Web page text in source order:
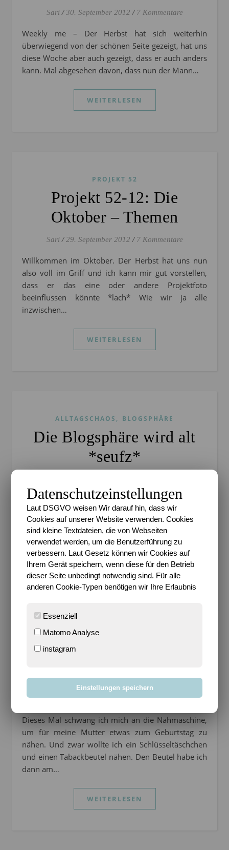
Sari / 30. September 2012 / 7 Kommentare
Weekly me – Der Herbst hat sich weiterhin
überwiegend von der schönen Seite gezeigt, hat uns
diese Woche aber auch gezeigt, dass er auch anders
kann. Mal abgesehen davon, dass nun der Mann…
WEITERLESEN
PROJEKT 52
Projekt 52-12: Die
Oktober – Themen
Sari / 29. September 2012 / 7 Kommentare
Willkommen im Oktober. Der Herbst hat uns nun
also voll im Griff und ich kann mir gut vorstellen,
dass er das eine oder andere Projektfoto
beeinflussen könnte *lach* Wie wir ja alle
inzwischen…
WEITERLESEN
ALLTAGSCHAOS , BLOGSPHÄRE
Die Blogsphäre wird alt
*seufz*
werden alt. Ich weiß noch, als es losging. Wir kleinen
pubertierenden Teenager mit unseren läppischen
Alltagsproblemen, über die wir Euch jeden Tag
aufklärten. Was…
WEITERLESEN
Ein Geburtstagsgeschenk
Sari / 28. September 2012 / 8 Kommentare
Dieses Mal schwang ich mich an die Nähmaschine,
um für meine Mutter etwas zum Geburtstag zu
nähen. Und zwar wollte ich ein Schlüsseltäschchen
und einen Tabackbeutel nähen. Den Beutel habe ich
dann am…
WEITERLESEN
Datenschutzeinstellungen
Laut DSGVO weisen Wir darauf hin, dass wir
Cookies auf unserer Website verwenden. Cookies
sind kleine Textdateien, die von Webseiten
verwendet werden, um die Benutzerführung zu
verbessern. Laut Gesetz können wir Cookies auf
Ihrem Gerät speichern, wenn diese für den Betrieb
dieser Seite unbedingt notwendig sind. Für alle
anderen Cookie-Typen benötigen wir Ihre Erlaubnis
Essenziell
Matomo Analyse
instagram
Einstellungen speichern